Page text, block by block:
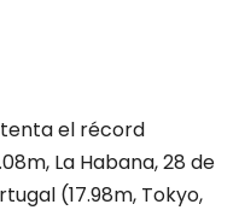
el récord
La Habana, 28 de
(17.98m, Tokyo,